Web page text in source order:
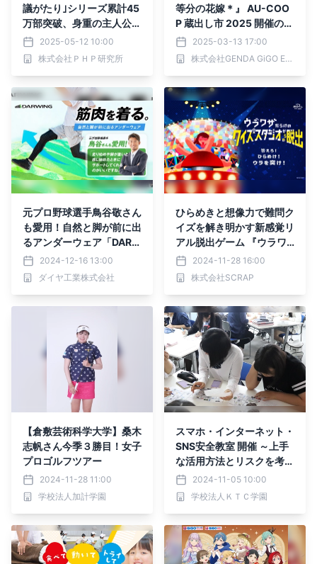
議がたり｣シリーズ累計45
万部突破、身重の主人公が
謎解きに挑む『紅色の幻』
6/9発売
2025-05-12 10:00
株式会社ＰＨＰ研究所
等分の花嫁＊』 AU-COO
P 蔵出し市 2025 開催のお
知らせ2025-03-13 17:00
株式会社GENDA GiGO Entertainment
元プロ野球選手鳥谷敬さん
も愛用！自然と脚が前に出
るアンダーウェア「DAR
WING アスリート ロング
タイプ」をMakuakeにて
先行販売開始！
2024-12-16 13:00
ダイヤ工業株式会社
ひらめきと想像力で難問ク
イズを解き明かす新感覚リ
アル脱出ゲーム 『ウラワ
ザだらけのクイズスタジオ
からの脱出』 北海道、岡
山公演の開催が決定！
2024-11-28 16:00
株式会社SCRAP
【倉敷芸術科学大学】桑木
志帆さん今季３勝目！女子
プロゴルフツアー
2024-11-28 11:00
学校法人加計学園
スマホ・インターネット・
SNS安全教室 開催 ～上手
な活用方法とリスクを考え
る授業～｜おおぞら高校
岡山キャンパス
2024-11-05 10:00
学校法人ＫＴＣ学園